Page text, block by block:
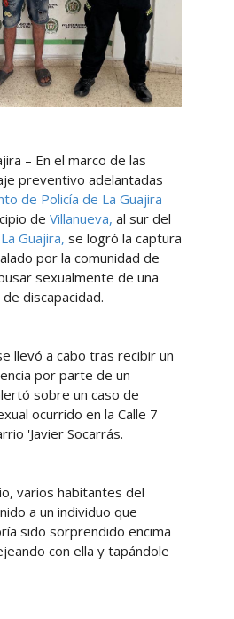
– En el marco de las
preventivo adelantadas
de Policía de La Guajira
de Villanueva, al sur del
La Guajira, se logró la captura
por la comunidad de
sexualmente de una
discapacidad.
llevó a cabo tras recibir un
por parte de un
sobre un caso de
ocurrido en la Calle 7
'Javier Socarrás.
varios habitantes del
a un individuo que
sido sorprendido encima
con ella y tapándole